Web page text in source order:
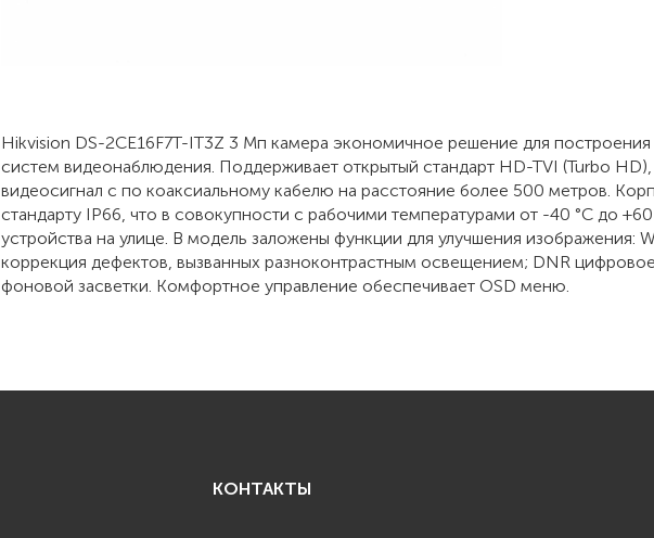
Hikvision DS-2CE16F7T-IT3Z 3 Мп камера экономичное решение для
систем видеонаблюдения. Поддерживает открытый стандарт HD-TVI (Turbo
видеосигнал с по коаксиальному кабелю на расстояние более 500 метров.
стандарту IP66, что в совокупности с рабочими температурами от -40 °C до
устройства на улице. В модель заложены функции для улучшения изображения:
коррекция дефектов, вызванных разноконтрастным освещением; DNR
фоновой засветки. Комфортное управление обеспечивает OSD меню.
КОНТАКТЫ